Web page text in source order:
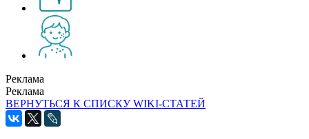
Реклама
Реклама
ВЕРНУТЬСЯ К СПИСКУ WIKI-СТАТЕЙ